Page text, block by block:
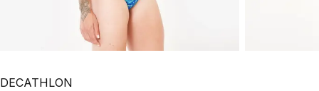
Play Video
DECATHLON